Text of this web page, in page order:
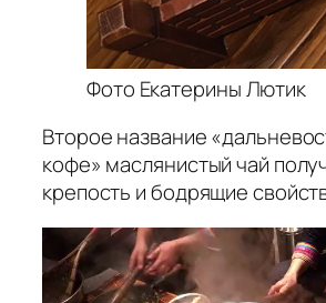
Фото Екатерины Лютик
Второе название
кофе» маслянистый чай
крепость и бодрящие
Видеоплеер